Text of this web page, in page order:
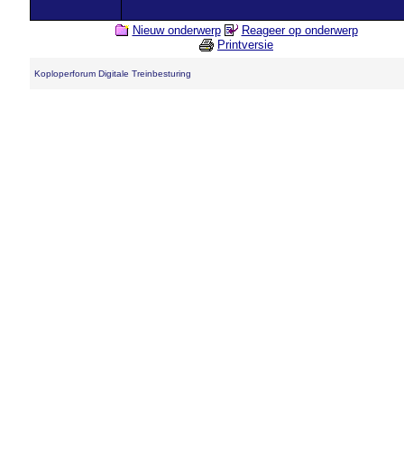
Nieuw onderwerp
Reageer op onderwerp
Printversie
Koploperforum Digitale Treinbesturing